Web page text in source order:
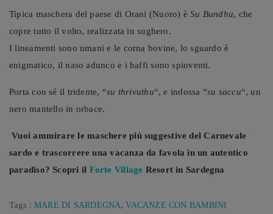
Tipica maschera del paese di Orani (Nuoro) èSu Bundhu, che
copre tutto il volto, realizzata in sughero.
I lineamenti sono umani e le corna bovine, lo sguardo è
enigmatico, il naso adunco e i baffi sono spioventi.
Porta con sé il tridente, “su thrivuthu“, e indossa “su saccu“, un
nero mantello in orbace.
Vuoi ammirare le maschere più suggestive del Carnevale
sardo e trascorrere una vacanza da favola in un autentico
paradiso? Scopri il Forte Village Resort in Sardegna
Tags : MARE DI SARDEGNA,VACANZE CON BAMBINI